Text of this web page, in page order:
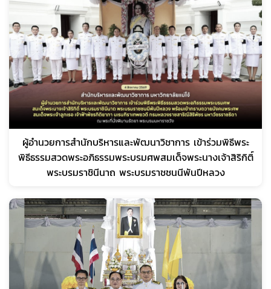
ผู้อำนวยการสำนักบริหารและพัฒนาวิชาการ เข้าร่วมพิธีพระ
พิธีธรรมสวดพระอภิธรรมพระบรมศพสมเด็จพระนางเจ้าสิริกิติ์
พระบรมราชินีนาถ พระบรมราชชนนีพันปีหลวง